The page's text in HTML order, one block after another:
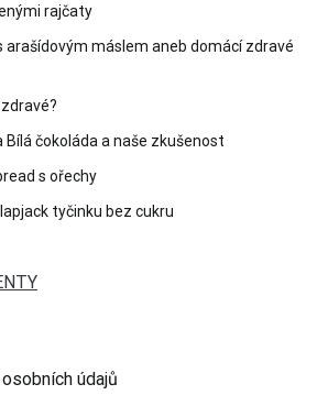
rajčaty
arašídovým máslem aneb domácí zdravé
Bílá čokoláda a naše zkušenost
s ořechy
tyčinku bez cukru
údajů